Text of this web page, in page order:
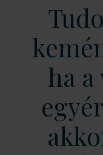
ha a